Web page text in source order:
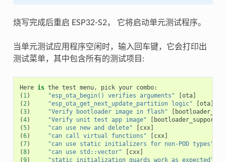
烧写完成后重启 ESP32-S2， 它将启动单元测试程序。
当单元测试应用程序空闲时，输入回车键，它会打印出
测试菜单，其中包含所有的测试项目:
Here is the test menu, pick your combo:
( 1) "esp_ota_begin() verifies arguments" [ota]
(2) "esp_ota_get_next_update_partition logic" [ota]
(3) "Verify bootloader image in flash" [
(4) "Verify unit test app image" [ bootloader_support
(5) "can use new and delete" [cxx]
(6) "can call virtual functions" [cxx]
(7) "can use static initializers for non-POD types"
(8) "can use std::vector" [cxx]
(9) "static initialization guards work as expected"